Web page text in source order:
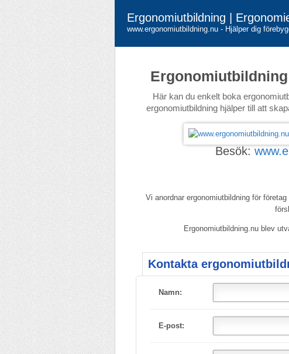
Ergonomiutbildning |
www.ergonomiutbildning.nu - Hjälper dig
Ergonomiutbildning
Här kan du enkelt boka
ergonomiutbildning hjälper till att
Besök:
Vi anordnar ergonomiutbildning för
Ergonomiutbildning.nu blev
Kontakta
Namn:
E-post: